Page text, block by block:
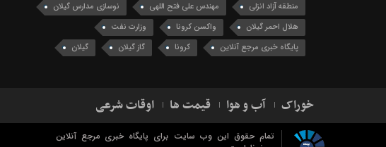
منطقه آزاد انزلی
مهندس علی فتح اللهی
نوسازی مدارس گیلان
هلال احمر گیلان
واکسن کرونا
وزارت نفت
پایگاه خبری مرجع آنلاین
کرونا گاز گیلان گیلان
خوراک آب و هوا قیمت ها اوقات شرعی
تمام حقوق این وب سایت برای پایگاه خبری مرجع آنلاین